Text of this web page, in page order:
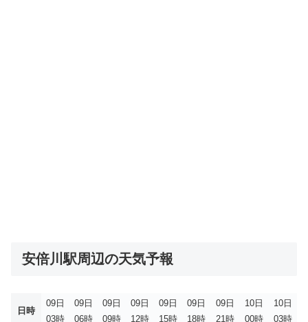
安倍川駅周辺の天気予報
日時
09日
03時
09日
06時
09日
09時
09日
12時
09日
15時
09日
18時
09日
21時
10日
00時
10日
03時